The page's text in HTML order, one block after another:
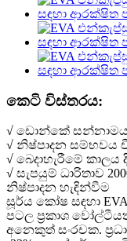
කෙටි විස්තරය:
√ ඩොන්කේ සන්නාමය
√ නිෂ්පාදන සම්භවය
√ බෙදාහැරීමේ කාලය
√ සැපයුම් ධාරිතාව
නිෂ්පාදන හැඳින්වීම
සූර්ය කෝෂ සඳහා
පටල ප්‍රකාශ
අනෙකුත් සංරචක.